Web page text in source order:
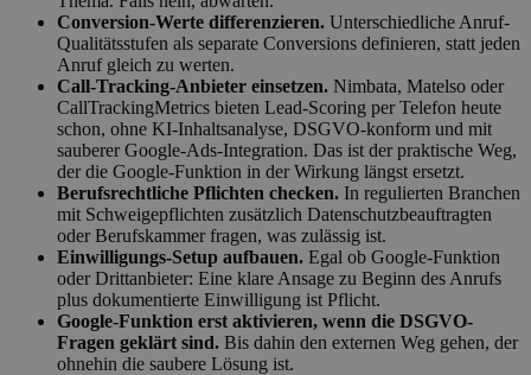
Conversion-Werte differenzieren. Unterschiedliche Anruf-
Qualitätsstufen als separate Conversions definieren, statt jeden
Anruf gleich zu werten.
Call-Tracking-Anbieter einsetzen. Nimbata, Matelso oder
CallTrackingMetrics bieten Lead-Scoring per Telefon heute
schon, ohne KI-Inhaltsanalyse, DSGVO-konform und mit
sauberer Google-Ads-Integration. Das ist der praktische Weg,
der die Google-Funktion in der Wirkung längst ersetzt.
Berufsrechtliche Pflichten checken. In regulierten Branchen
mit Schweigepflichten zusätzlich Datenschutzbeauftragten
oder Berufskammer fragen, was zulässig ist.
Einwilligungs-Setup aufbauen. Egal ob Google-Funktion
oder Drittanbieter: Eine klare Ansage zu Beginn des Anrufs
plus dokumentierte Einwilligung ist Pflicht.
Google-Funktion erst aktivieren, wenn die DSGVO-
Fragen geklärt sind. Bis dahin den externen Weg gehen, der
ohnehin die saubere Lösung ist.